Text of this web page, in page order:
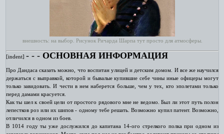
внешность: на выбор. Рисунок Ричарда Шарпа тут просто для атмосферы.
[indent] ‑ ‑ ‑ ОСНОВНАЯ ИНФОРМАЦИЯ
Про Дандаса сказать можно, что воспитан улицей и детским домом. И все же научился
держаться с выправкой, которой и бывалые купившие себе чины иные офицеры могут
только завидовать. И чести в нем наберется больше, чем у тех, кто эполетами только
перед дамами красуется.
Как ты шел к своей цели от простого рядового мне не ведомо. Был ли этот путь полон
лепестков роз или их шипов - одному тебе решать. Возможно купил патент. Возможно,
отличился в одном из боев.
В 1014 году ты уже дослужился до капитана 14-ого стрелкого полка при одном из